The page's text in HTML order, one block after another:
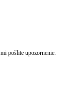
pošlite upozornenie.